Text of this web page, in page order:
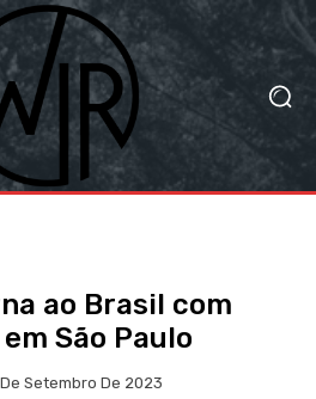
ao Brasil com
São Paulo
De Setembro De 2023